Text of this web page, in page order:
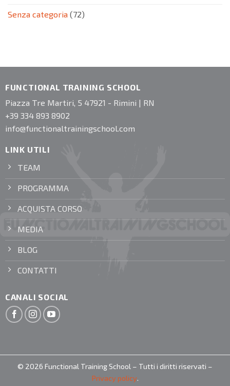
Senza categoria (72)
FUNCTIONAL TRAINING SCHOOL
Piazza Tre Martiri, 5 47921 - Rimini | RN
+39 334 893 8902
info@functionaltrainingschool.com
LINK UTILI
TEAM
PROGRAMMA
ACQUISTA CORSO
MEDIA
BLOG
CONTATTI
CANALI SOCIAL
© 2026 Functional Training School – Tutti i diritti riservati –
Privacy policy.